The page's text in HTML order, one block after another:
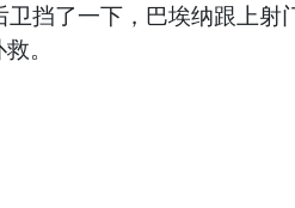
挡了一下，巴埃纳跟上
。